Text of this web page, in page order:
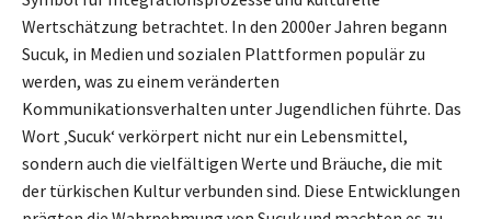
Wertschätzung betrachtet. In den 2000er Jahren begann
Sucuk, in Medien und sozialen Plattformen populär zu
werden, was zu einem veränderten
Kommunikationsverhalten unter Jugendlichen führte. Das
Wort ‚Sucuk‘ verkörpert nicht nur ein Lebensmittel,
sondern auch die vielfältigen Werte und Bräuche, die mit
der türkischen Kultur verbunden sind. Diese Entwicklungen